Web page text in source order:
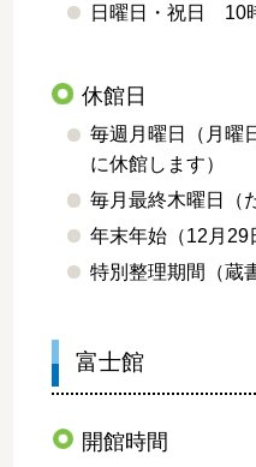
日曜日・祝日 10
休館日
毎週月曜日（月曜
に休館します）
毎月最終木曜日（
年末年始（12月29
特別整理期間（蔵
富士館
開館時間